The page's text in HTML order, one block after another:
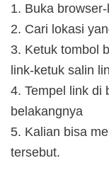
1. Buka
2. Cari lokasi
3. Ketuk tombol
link-ketuk salin
4. Tempel link di
belakangnya
5. Kalian bisa
tersebut.